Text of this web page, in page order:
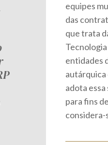
equipes
das
que trata
entidades
autárquica
adota
para fins
considera-